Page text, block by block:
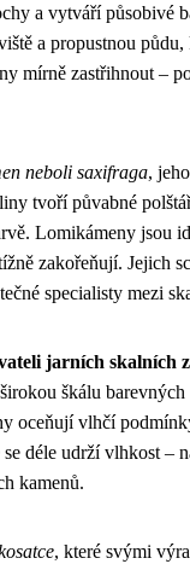
a vytváří působivé
a propustnou půdu,
mírně zastřihnout –
neboli saxifraga,
tvoří půvabné
Lomikámeny jsou
zakořeňují. Jejich
specialisty mezi
jarních skalních
škálu
oceňují vlhčí
déle udrží vlhkost –
kamenů.
, které svými